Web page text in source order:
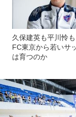
久保建英も平川怜
FC東京から若いサ
は育つのか